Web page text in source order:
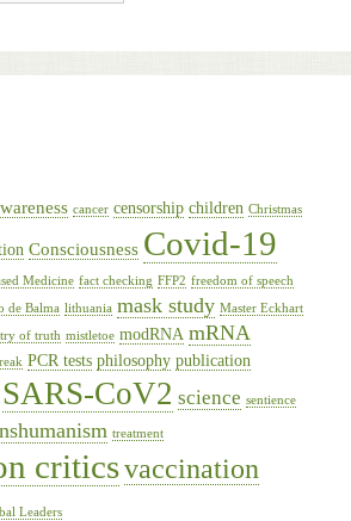
cancer censorship children Christmas
Consciousness Covid-19
Medicine fact checking FFP2 freedom of speech
de Balma lithuania mask study Master Eckhart
of truth mistletoe modRNA mRNA
PCR tests philosophy publication
SARS-CoV2 science sentience
treatment
criticsvaccination
Leaders